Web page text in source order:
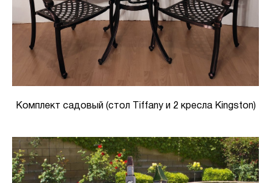
Комплект садовый (стол Tiffany и 2 кресла Kingston)